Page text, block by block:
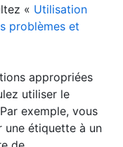
« Utilisation
problèmes et
appropriées
utiliser le
exemple, vous
une étiquette à un